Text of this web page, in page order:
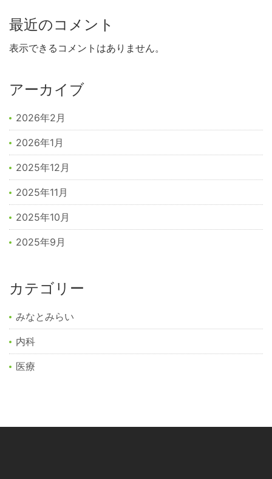
最近のコメント
表示できるコメントはありません。
アーカイブ
2026年2月
2026年1月
2025年12月
2025年11月
2025年10月
2025年9月
カテゴリー
みなとみらい
内科
医療